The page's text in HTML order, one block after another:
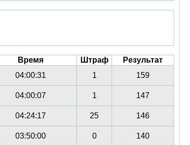
Время Штраф
Результат
04:00:31 1 159
04:00:07 1 147
04:24:17 25 146
03:50:00 0 140